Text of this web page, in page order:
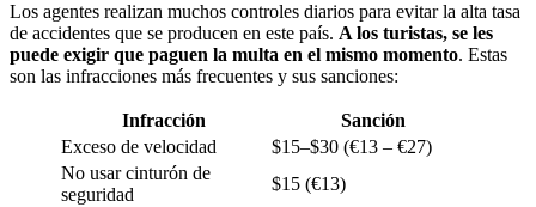
Los agentes realizan muchos controles diarios para evitar la alta tasa
de accidentes que se producen en este país. A los turistas, se les
puede exigir que paguen la multa en el mismo momento. Estas
son las infracciones más frecuentes y sus sanciones:
Infracción
Sanción
Exceso de velocidad
$15–$30 (€13 – €27)
No usar cinturón de
seguridad
$15 (€13)